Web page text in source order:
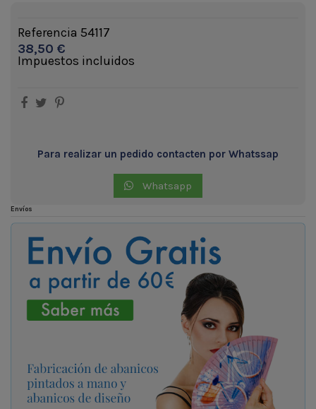
Referencia 54117
38,50 €
Impuestos incluidos
Para realizar un pedido contacten por Whatssap
Whatsapp
Envíos